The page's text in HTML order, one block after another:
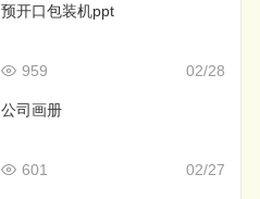
预开口包装机ppt
02/28
959
公司画册
02/27
601